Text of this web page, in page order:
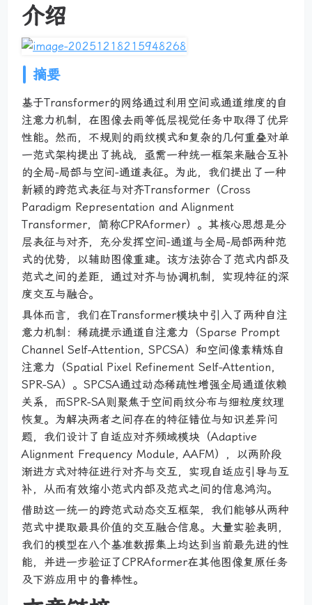
介绍
摘要
基于Transformer的网络通过利用空间或通道维度的自
注意力机制，在图像去雨等低层视觉任务中取得了优异
性能。然而，不规则的雨纹模式和复杂的几何重叠对单
一范式架构提出了挑战，亟需一种统一框架来融合互补
的全局-局部与空间-通道表征。为此，我们提出了一种
新颖的跨范式表征与对齐Transformer（Cross
Paradigm Representation and Alignment
Transformer，简称CPRAformer）。其核心思想是分
层表征与对齐，充分发挥空间-通道与全局-局部两种范
式的优势，以辅助图像重建。该方法弥合了范式内部及
范式之间的差距，通过对齐与协调机制，实现特征的深
度交互与融合。
具体而言，我们在Transformer模块中引入了两种自注
意力机制：稀疏提示通道自注意力（Sparse Prompt
Channel Self-Attention, SPCSA）和空间像素精炼自
注意力（Spatial Pixel Refinement Self-Attention,
SPR-SA）。SPCSA通过动态稀疏性增强全局通道依赖
关系，而SPR-SA则聚焦于空间雨纹分布与细粒度纹理
恢复。为解决两者之间存在的特征错位与知识差异问
题，我们设计了自适应对齐频域模块（Adaptive
Alignment Frequency Module, AAFM），以两阶段
渐进方式对特征进行对齐与交互，实现自适应引导与互
补，从而有效缩小范式内部及范式之间的信息鸿沟。
借助这一统一的跨范式动态交互框架，我们能够从两种
范式中提取最具价值的交互融合信息。大量实验表明，
我们的模型在八个基准数据集上均达到当前最先进的性
能，并进一步验证了CPRAformer在其他图像复原任务
及下游应用中的鲁棒性。